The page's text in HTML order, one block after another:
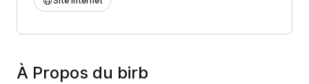
À Propos du birb